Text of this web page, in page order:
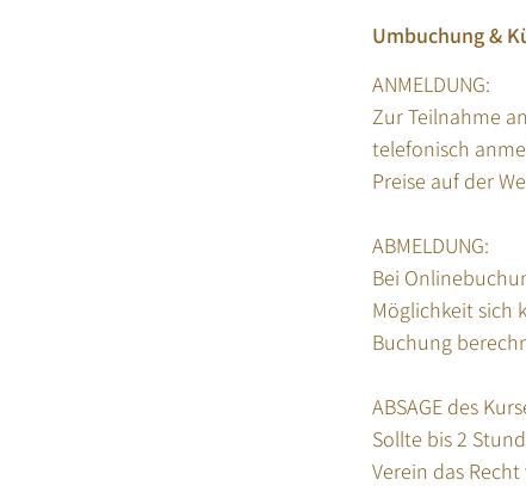
Umbuchung &
ANMELDUNG:
Zur Teilnahme
telefonisch
Preise auf der
ABMELDUNG:
Bei
Möglichkeit sich
Buchung
ABSAGE des
Sollte bis 2
Verein das